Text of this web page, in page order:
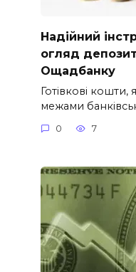
Надійний
огляд
Ощадбанку
Готівкові кошти,
межами
0 7